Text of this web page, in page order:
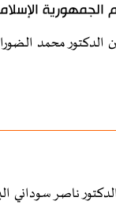
محمد
ناصر سوداني